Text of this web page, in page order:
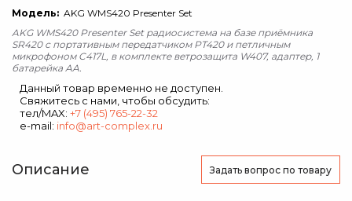
Модель: AKG WMS420 Presenter Set
AKG WMS420 Presenter Set радиосистема на базе приёмника
SR420 с портативным передатчиком PT420 и петличным
микрофоном C417L, в комплекте ветрозащита W407, адаптер, 1
батарейка AA.
Данный товар временно не доступен.
Свяжитесь с нами, чтобы обсудить:
тел/MAX: +7 (495) 765-22-32
e-mail: info@art-complex.ru
Описание Задать вопрос по товару